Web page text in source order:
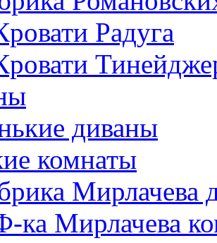
Радуга
диваны
комнаты
Мирлачева
ка Мирлачева